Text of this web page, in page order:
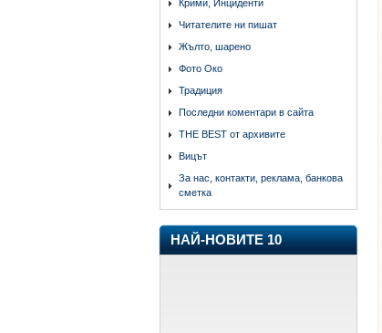
Крими, Инциденти
Читателите ни пишат
Жълто, шарено
Фото Око
Традиция
Последни коментари в сайта
THE BEST от архивите
Вицът
За нас, контакти, реклама, банкова
сметка
НАЙ-НОВИТЕ 10